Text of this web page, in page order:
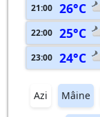
21:00 26°C
22:00 25°C
23:00 24°C
Azi Mâine